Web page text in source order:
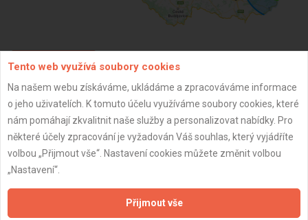
ZPĚT
Aktualizováno z portálu ARES dne 29.12.2023 18:45:06
Důležité informace
Tento web využívá soubory cookies
Na našem webu získáváme, ukládáme a zpracováváme informace
o jeho uživatelích. K tomuto účelu využíváme soubory cookies, které
nám pomáhají zkvalitnit naše služby a personalizovat nabídky. Pro
některé účely zpracování je vyžadován Váš souhlas, který vyjádříte
volbou „Přijmout vše“. Nastavení cookies můžete změnit volbou
„Nastavení“.
Přijmout vše